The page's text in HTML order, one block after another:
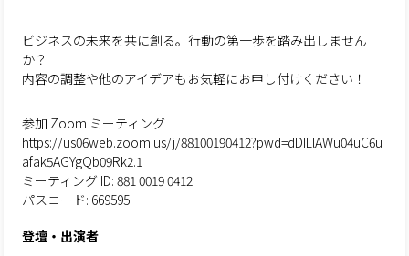
ビジネスの未来を共に創る。行動の第一歩を踏み出しません
か？
内容の調整や他のアイデアもお気軽にお申し付けください！
参加 Zoom ミーティング
https://us06web.zoom.us/j/88100190412?pwd=dDILlAWu04uC6u
afak5AGYgQb09Rk2.1
ミーティング ID: 881 0019 0412
パスコード: 669595
登壇・出演者